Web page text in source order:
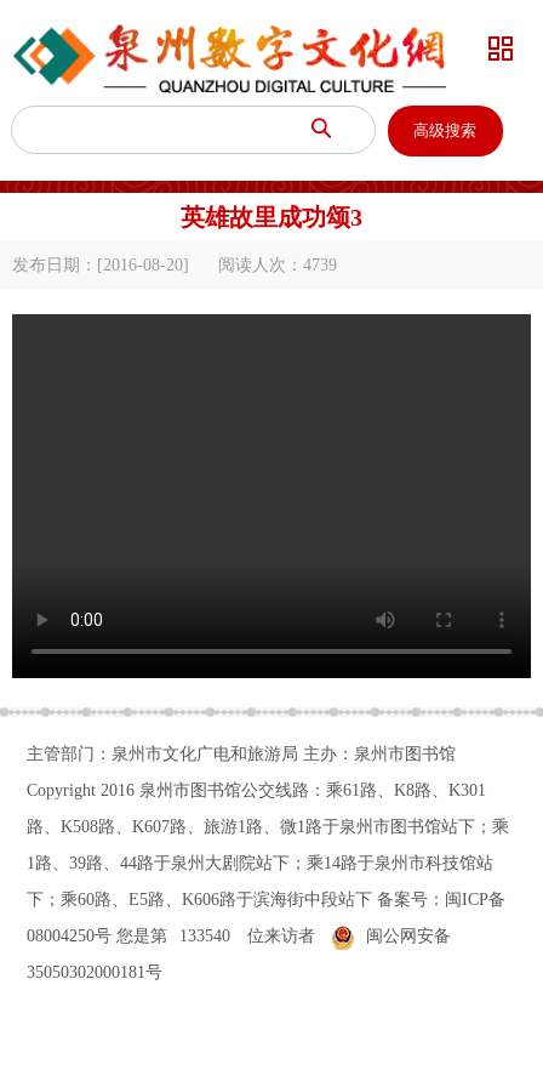
 高级搜索

英雄故里成功颂3
发布日期：[2016-08-20] 阅读人次： 4739
主管部门：泉州市文化广电和旅游局 主办：泉州市图书馆
Copyright 2016 泉州市图书馆公交线路：乘61路、K8路、K301
路、K508路、K607路、旅游1路、微1路于泉州市图书馆站下；乘
1路、39路、44路于泉州大剧院站下；乘14路于泉州市科技馆站
下；乘60路、E5路、K606路于滨海街中段站下备案号： 闽ICP备
08004250号 您是第 133540 位来访者
闽公网安备
35050302000181号